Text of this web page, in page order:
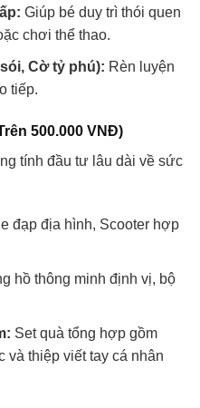
Giúp bé duy trì thói quen
chơi thể thao.
Cờ tỷ phú): Rèn luyện
tiếp.
500.000 VNĐ)
tính đầu tư lâu dài về sức
đạp địa hình, Scooter hợp
hồ thông minh định vị, bộ
Set quà tổng hợp gồm
và thiệp viết tay cá nhân